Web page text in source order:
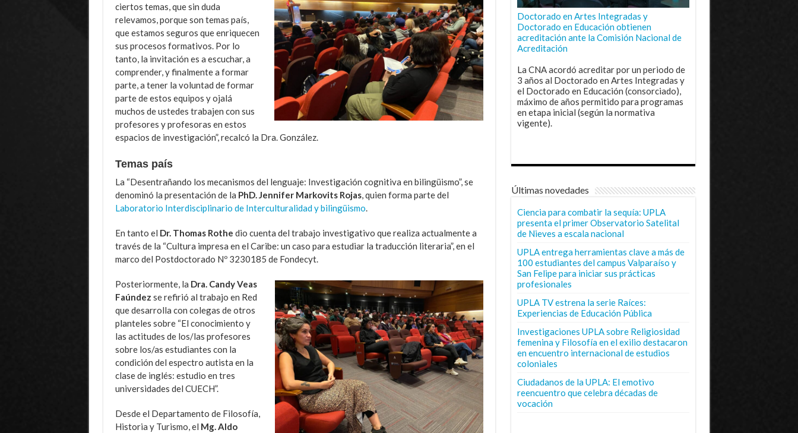
ciertos temas, que sin duda
relevamos, porque son temas país,
que estamos seguros que enriquecen
sus procesos formativos. Por lo
tanto, la invitación es a escuchar, a
comprender, y finalmente a formar
parte, a tener la voluntad de formar
parte de estos equipos y ojalá
muchos de ustedes trabajen con sus
profesores y profesoras en estos
espacios de investigación”, recalcó la Dra. González.
Temas país
La “Desentrañando los mecanismos del lenguaje: Investigación cognitiva en bilingüismo”, se
denominó la presentación de la PhD. Jennifer Markovits Rojas, quien forma parte del
Laboratorio Interdisciplinario de Interculturalidad y bilingüismo
En tanto el Dr. Thomas Rothe dio cuenta del trabajo investigativo que realiza actualmente a
través de la “Cultura impresa en el Caribe: un caso para estudiar la traducción literaria”, en el
marco del Postdoctorado Nº 3230185 de Fondecyt.
Posteriormente, la Dra. Candy Veas
Faúndez se refirió al trabajo en Red
que desarrolla con colegas de otros
planteles sobre “El conocimiento y
las actitudes de los/las profesores
sobre los/as estudiantes con la
condición del espectro autista en la
clase de inglés: estudio en tres
universidades del CUECH”.
Desde el Departamento de Filosofía,
Historia y Turismo, el Mg. Aldo
Doctorado en Artes Integradas y
Doctorado en Educación obtienen
acreditación ante la Comisión Nacional de
Acreditación
La CNA acordó acreditar por un periodo de
3 años al Doctorado en Artes Integradas y
el Doctorado en Educación (consorciado),
máximo de años permitido para programas
en etapa inicial (según la normativa
vigente).
Últimas novedades
Ciencia para combatir la sequía: UPLA
presenta el primer Observatorio Satelital
de Nieves a escala nacional
UPLA entrega herramientas clave a más de
100 estudiantes del campus Valparaíso y
San Felipe para iniciar sus prácticas
profesionales
UPLA TV estrena la serie Raíces:
Experiencias de Educación Pública
Investigaciones UPLA sobre Religiosidad
femenina y Filosofía en el exilio destacaron
en encuentro internacional de estudios
coloniales
Ciudadanos de la UPLA: El emotivo
reencuentro que celebra décadas de
vocación